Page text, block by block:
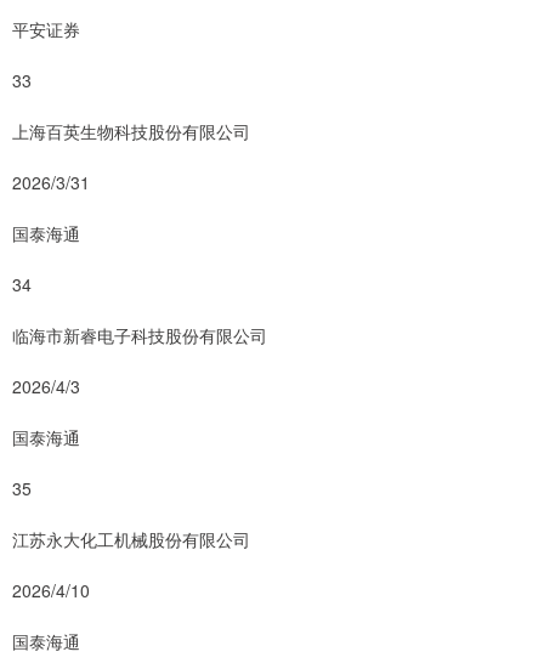
平安证券
33
上海百英生物科技股份有限公司
2026/3/31
国泰海通
34
临海市新睿电子科技股份有限公司
2026/4/3
国泰海通
35
江苏永大化工机械股份有限公司
2026/4/10
国泰海通